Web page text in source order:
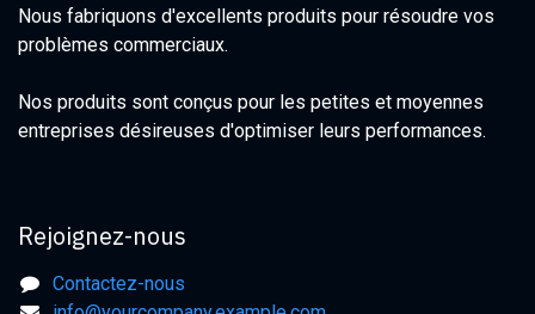
Nous fabriquons d'excellents produits pour résoudre vos
problèmes commerciaux.
Nos produits sont conçus pour les petites et moyennes
entreprises désireuses d'optimiser leurs performances.
Rejoignez-nous
Contactez-nous